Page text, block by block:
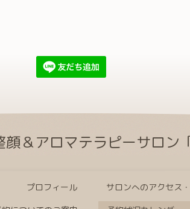
＆アロマテラピーサロン
プロフィール サロンへのアクセス